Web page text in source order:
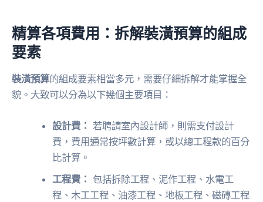
精算各項費用：拆解裝潢預算的組成
要素
裝潢預算的組成要素相當多元，需要仔細拆解才能掌握全
貌。大致可以分為以下幾個主要項目：
設計費： 若聘請室內設計師，則需支付設計
費，費用通常按坪數計算，或以總工程款的百分
比計算。
工程費： 包括拆除工程、泥作工程、水電工
程、木工工程、油漆工程、地板工程、磁磚工程